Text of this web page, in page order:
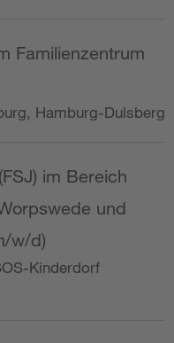
Familienzentrum
Hamburg-Dulsberg
im Bereich
und
w/d)
Kinderdorf